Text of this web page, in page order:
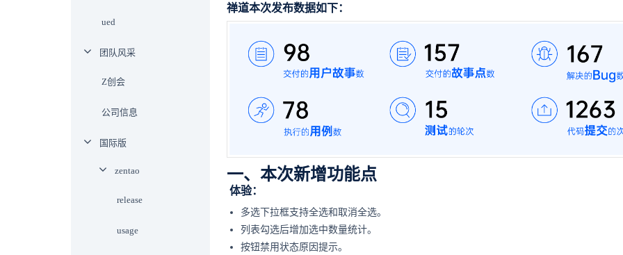
禅道本次发布数据如下：
一、本次新增功能点
体验：
多选下拉框支持全选和取消全选。
列表勾选后增加选中数量统计。
按钮禁用状态原因提示。
ued
团队风采
Z创会
公司信息
国际版
zentao
release
usage